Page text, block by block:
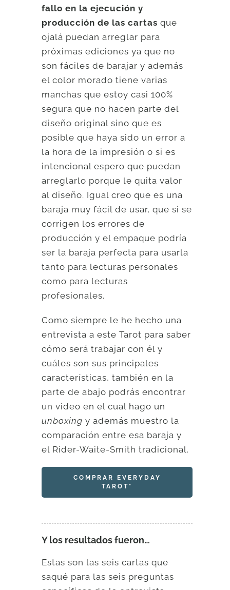
fallo en la ejecución y
producción de las cartas que
ojalá puedan arreglar para
próximas ediciones ya que no
son fáciles de barajar y además
el color morado tiene varias
manchas que estoy casi 100%
segura que no hacen parte del
diseño original sino que es
posible que haya sido un error a
la hora de la impresión o si es
intencional espero que puedan
arreglarlo porque le quita valor
al diseño. Igual creo que es una
baraja muy fácil de usar, que si se
corrigen los errores de
producción y el empaque podría
ser la baraja perfecta para usarla
tanto para lecturas personales
como para lecturas
profesionales.
Como siempre le he hecho una
entrevista a este Tarot para saber
cómo será trabajar con él y
cuáles son sus principales
características, también en la
parte de abajo podrás encontrar
un video en el cual hago un
unboxing y además muestro la
comparación entre esa baraja y
el Rider-Waite-Smith tradicional.
COMPRAR EVERYDAY
TAROT*
Y los resultados fueron…
Estas son las seis cartas que
saqué para las seis preguntas